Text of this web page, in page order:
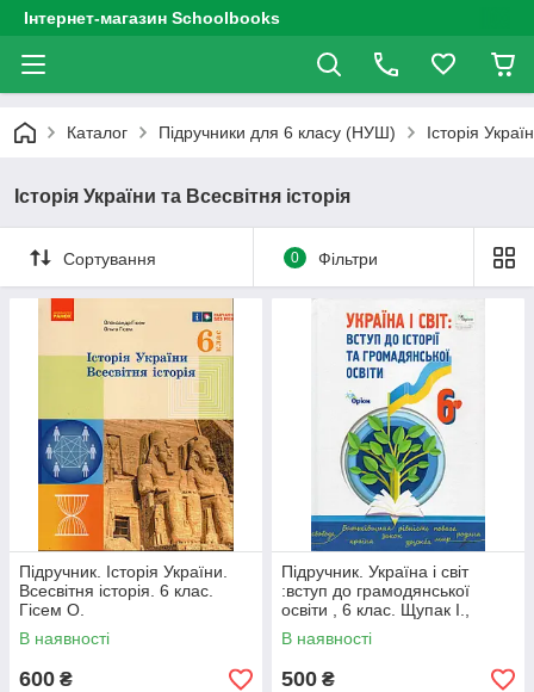
Інтернет-магазин Schoolbooks
Каталог Підручники для 6 класу (НУШ) Історія
Історія України та Всесвітня історія
Сортування 0 Фільтри
Підручник. Історія України.
Всесвітня історія. 6 клас.
Гісем О.
В наявності
600 ₴
Підручник. Україна і світ
:вступ до грамодянської
освіти , 6 клас. Щупак І.,
Власова Н., та ін
В наявності
500 ₴